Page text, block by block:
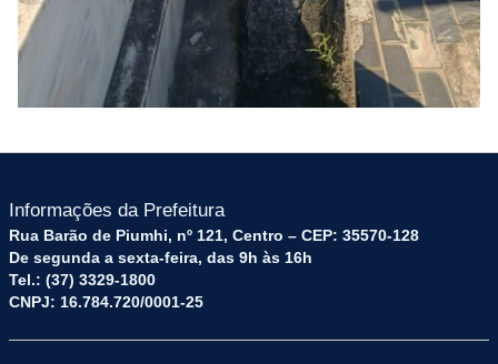
Informações da Prefeitura
Rua Barão de Piumhi, nº 121, Centro – CEP: 35570-128
De segunda a sexta-feira, das 9h às 16h
Tel.: (37) 3329-1800
CNPJ: 16.784.720/0001-25